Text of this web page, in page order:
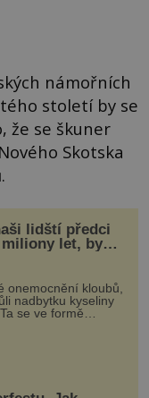
námořních
století by se
že se škuner
Skotska
lidští předci
let, by
s léčbou
onemocnění kloubů,
nadbytku kyseliny
se ve formě
bole...